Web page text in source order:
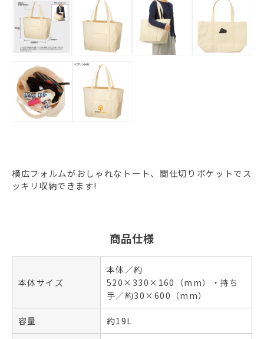
横広フォルムがおしゃれなトート、間仕切りポケットでス
ッキリ収納できます!
商品仕様
本体サイズ
本体／約
520×330×160（mm）・持ち
手／約30×600（mm）
容量 約19L